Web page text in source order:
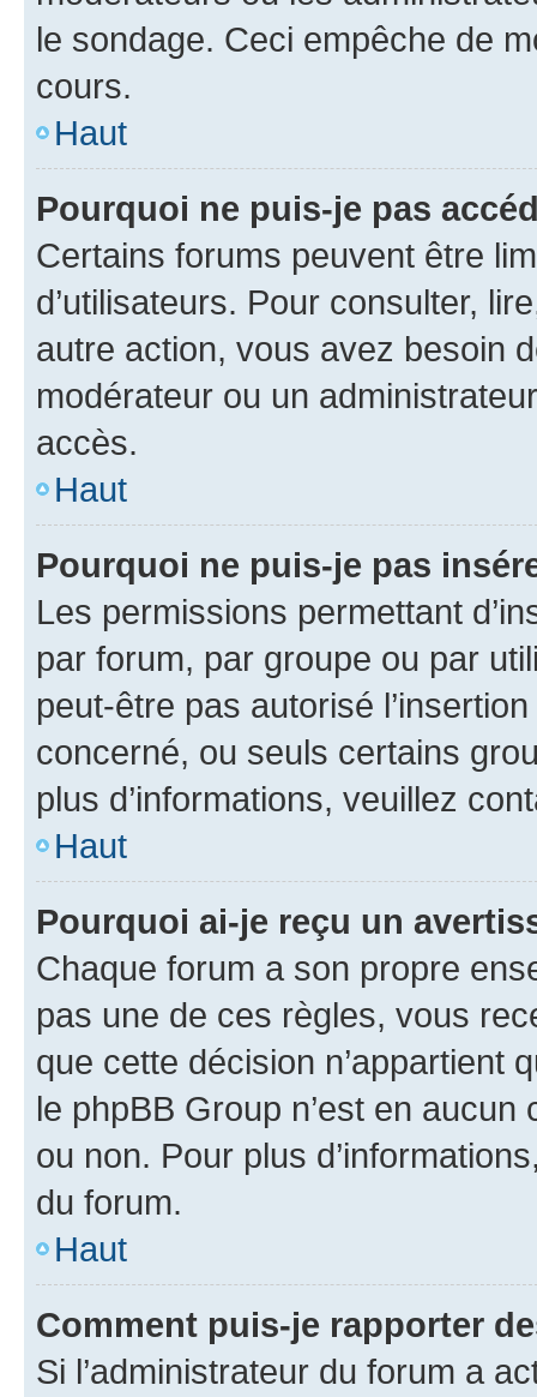
le sondage. Ceci empêche de
cours.
Haut
Pourquoi ne puis-je pas
Certains forums peuvent être
d’utilisateurs. Pour consulter,
autre action, vous avez besoin
modérateur ou un
accès.
Haut
Pourquoi ne puis-je pas
Les permissions permettant
par forum, par groupe ou par
peut-être pas autorisé
concerné, ou seuls certains
plus d’informations, veuillez
Haut
Pourquoi ai-je reçu un
Chaque forum a son propre
pas une de ces règles, vous
que cette décision n’appartient
le phpBB Group n’est en
ou non. Pour plus
du forum.
Haut
Comment puis-je rapporter
Si l’administrateur du forum a